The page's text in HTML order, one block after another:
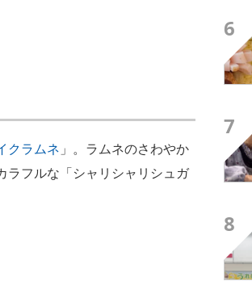
クラムネ 」。ラムネのさわやか
ラフルな「シャリシャリシュガ
6
7
8